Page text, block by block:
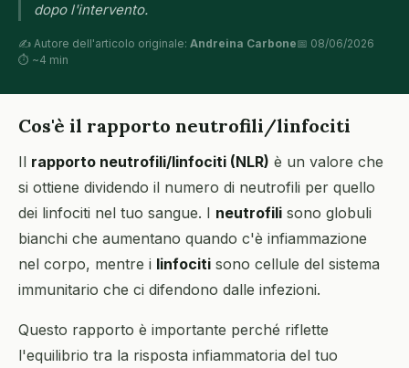
dopo l'intervento.
✍️ Autore dell'articolo originale: Andreina Carbone📅 08/06/2026
⏱ ~4 min
Cos'è il rapporto neutrofili/linfociti
Il rapporto neutrofili/linfociti (NLR) è un valore che
si ottiene dividendo il numero di neutrofili per quello
dei linfociti nel tuo sangue. I neutrofili sono globuli
bianchi che aumentano quando c'è infiammazione
nel corpo, mentre i linfociti sono cellule del sistema
immunitario che ci difendono dalle infezioni.
Questo rapporto è importante perché riflette
l'equilibrio tra la risposta infiammatoria del tuo